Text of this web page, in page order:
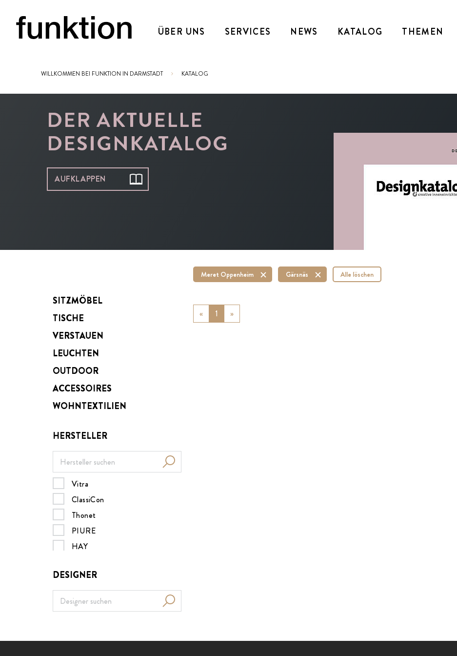
ÜBER UNS SERVICES NEWS KATALOG THEMEN
Sie sind hier:
WILLKOMMEN BEI FUNKTION IN DARMSTADT KATALOG
DER AKTUELLE
DESIGNKATALOG
AUFKLAPPEN
SITZMÖBEL
TISCHE
VERSTAUEN
LEUCHTEN
OUTDOOR
ACCESSOIRES
WOHNTEXTILIEN
HERSTELLER
Vitra
ClassiCon
Thonet
PIURE
HAY
MDF italia
B&B Italia
Nils Holger Moormann
Menu
DESIGNER
Meret Oppenheim Gärsnäs Alle löschen
« Previous
1 »